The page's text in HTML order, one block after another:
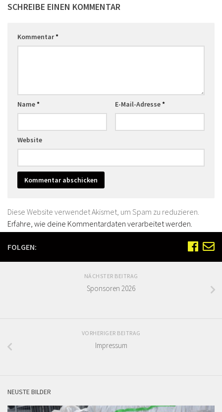
SCHREIBE EINEN KOMMENTAR
Kommentar*
Name* E-Mail-Adresse*
Website
Diese Website verwendet Akismet, um Spam zu reduzieren.
Erfahre, wie deine Kommentardaten verarbeitet werden.
FOLGEN:
NÄCHSTER BEITRAG
Sponsoren 2026
VORHERIGER BEITRAG
Impressum
NEUSTE BILDER